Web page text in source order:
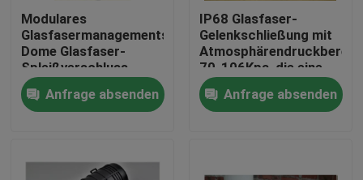
Haus
Über uns
Modulares
Glasfasermanagementsystem
Dome Glasfaser-
Spleißverschluss
Kabeldurchmesserbereich
9 bis 18 Geeignet für
Netzwerkverbindungen
Anfrage absenden
IP68 Glasfaser-
Gelenkschließung mit
70-106Kpa, die eine
dauerhafte Dichtung
und einen Schutz der
Glasfaserkabel-
Anfrage absenden